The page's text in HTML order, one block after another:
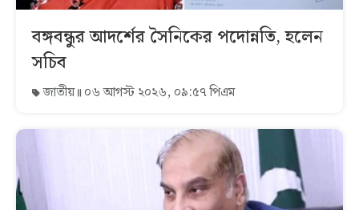
বঙ্গবন্ধুর আদর্শের সৈনিকের পদোন্নতি, হলেন
সচিব
জাতীয় ০৬ আগস্ট ২০২৬, ০৯:৫৭ পিএম